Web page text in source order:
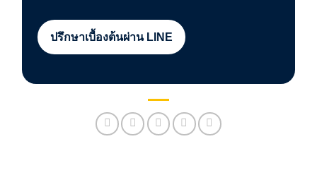
ปรึกษาเบื้องต้นผ่าน LINE